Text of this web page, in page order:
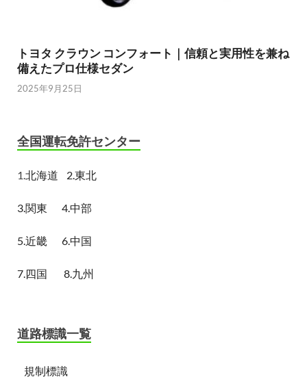
トヨタ クラウン コンフォート｜信頼と実用性を兼ね
備えたプロ仕様セダン
2025年9月25日
全国運転免許センター
1. 北海道 2.東北
3.関東 4.中部
5.近畿 6.中国
7.四国 8.九州
道路標識一覧
規制標識